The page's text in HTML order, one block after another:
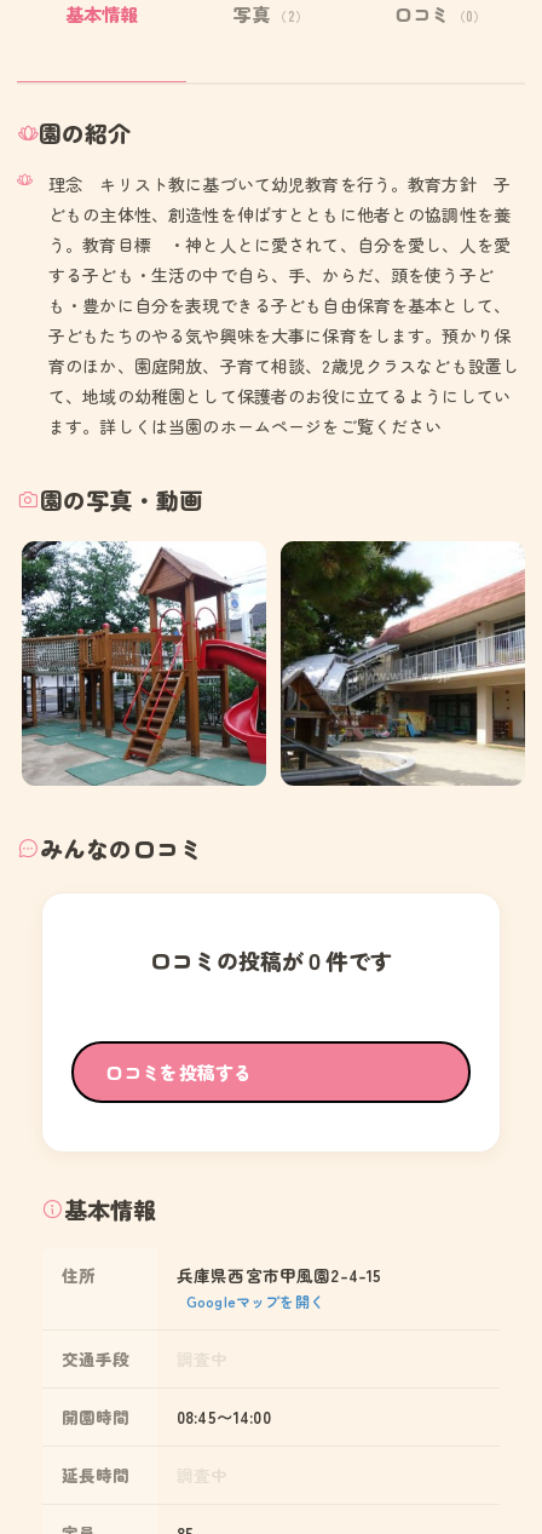
基本情報 写真 （2） 口コミ （0）
園の紹介
理念 キリスト教に基づいて幼児教育を行う。教育方針 子
どもの主体性、創造性を伸ばすとともに他者との協調性を養
う。教育目標 ・神と人とに愛されて、自分を愛し、人を愛
する子ども・生活の中で自ら、手、からだ、頭を使う子ど
も・豊かに自分を表現できる子ども自由保育を基本として、
子どもたちのやる気や興味を大事に保育をします。預かり保
育のほか、園庭開放、子育て相談、2歳児クラスなども設置し
て、地域の幼稚園として保護者のお役に立てるようにしてい
ます。詳しくは当園のホームページをご覧ください
園の写真・動画
みんなの口コミ
口コミの投稿が０件です
口コミを投稿する
基本情報
住所 兵庫県西宮市甲風園2-4-15
Googleマップを開く
交通手段
開園時間 08:45〜14:00
延長時間